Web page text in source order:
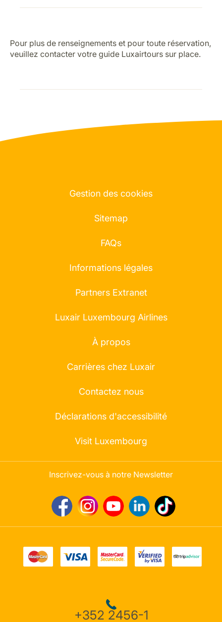
Pour plus de renseignements et pour toute réservation,
veuillez contacter votre guide Luxairtours sur place.
Gestion des cookies
Sitemap
FAQs
Informations légales
Partners Extranet
Luxair Luxembourg Airlines
À propos
Carrières chez Luxair
Contactez nous
Déclarations d'accessibilité
Visit Luxembourg
Inscrivez-vous à notre Newsletter
+352 2456-1